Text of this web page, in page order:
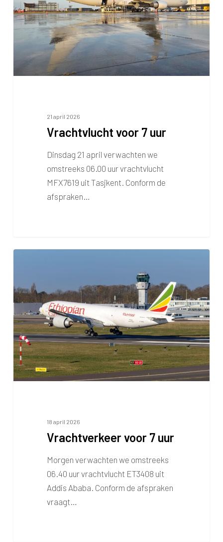
21 april 2026
Vrachtvlucht voor 7 uur
Dinsdag 21 april verwachten we
omstreeks 06.00 uur vrachtvlucht
MFX7619 uit Tasjkent. Conform de
afspraken…
7
uur
18 april 2026
Vrachtverkeer voor 7 uur
Morgen verwachten we omstreeks
06.40 uur vrachtvlucht ET3408 uit
Addis Ababa. Conform de afspraken
vraagt…